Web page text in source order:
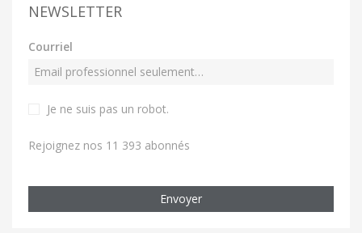
NEWSLETTER
Courriel
Je ne suis pas un robot.
Rejoignez nos 11 393 abonnés
Envoyer